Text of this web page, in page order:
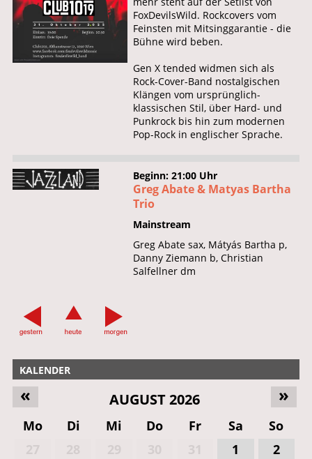
FoxDevilsWild. Rockcovers vom
Feinsten mit Mitsinggarantie - die
Bühne wird beben.
Gen X tended widmen sich als
Rock-Cover-Band nostalgischen
Klängen vom ursprünglich-
klassischen Stil, über Hard- und
Punkrock bis hin zum modernen
Pop-Rock in englischer Sprache.
Beginn: 21:00 Uhr
Greg Abate & Matyas Bartha
Trio
Mainstream
Greg Abate sax, Mátyás Bartha p,
Danny Ziemann b, Christian
Salfellner dm
KALENDER
»
« AUGUST 2026
Mo Di Mi Do Fr Sa
So
1
2